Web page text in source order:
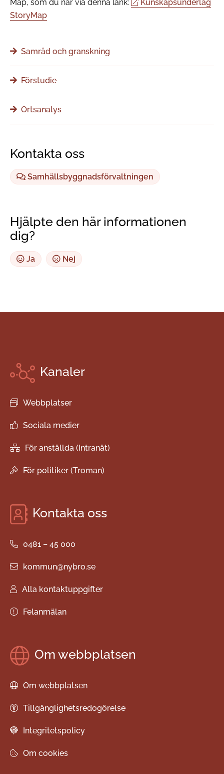
Map, som du når via denna länk:
Kunskapsunderlag
StoryMap
Samråd och granskning
Förstudie
Ortsanalys
Kontakta oss
Samhällsbyggnadsförvaltningen
Hjälpte den här informationen
dig?
Ja Nej
Kanaler
Webbplatser
Sociala medier
För anställda (Intranät)
För politiker (Troman)
Kontakta oss
0481 – 45 000
kommun@nybro.se
Alla kontaktuppgifter
Felanmälan
Om webbplatsen
Om webbplatsen
Tillgänglighetsredogörelse
Integritetspolicy
Om cookies